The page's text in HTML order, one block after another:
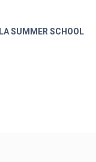
LA SUMMER SCHOOL